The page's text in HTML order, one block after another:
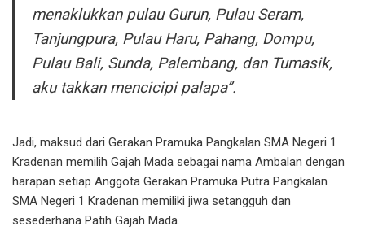
menaklukkan pulau Gurun, Pulau Seram,
Tanjungpura, Pulau Haru, Pahang, Dompu,
Pulau Bali, Sunda, Palembang, dan Tumasik,
aku takkan mencicipi palapa”.
Jadi, maksud dari Gerakan Pramuka Pangkalan SMA Negeri 1
Kradenan memilih Gajah Mada sebagai nama Ambalan dengan
harapan setiap Anggota Gerakan Pramuka Putra Pangkalan
SMA Negeri 1 Kradenan memiliki jiwa setangguh dan
sesederhana Patih Gajah Mada.